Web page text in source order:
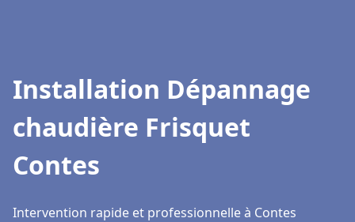
Installation Dépannage
chaudière Frisquet
Contes
Intervention rapide et professionnelle à Contes